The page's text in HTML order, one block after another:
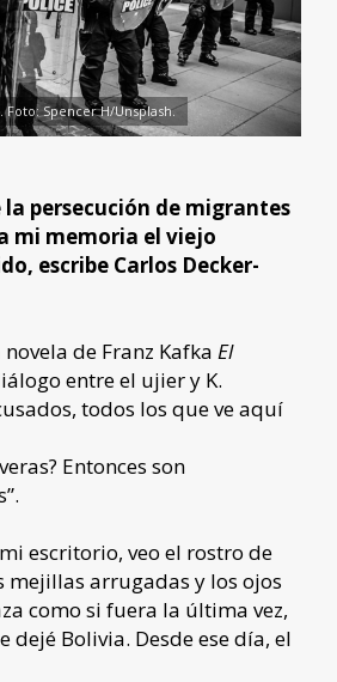
Foto: Spencer H/Unsplash.
persecución de migrantes
mi memoria el viejo
escribe Carlos Decker-
de Franz Kafka El
entre el ujier y K.
todos los que ve aquí
Entonces son
escritorio, veo el rostro de
mejillas arrugadas y los ojos
como si fuera la última vez,
dejé Bolivia. Desde ese día, el